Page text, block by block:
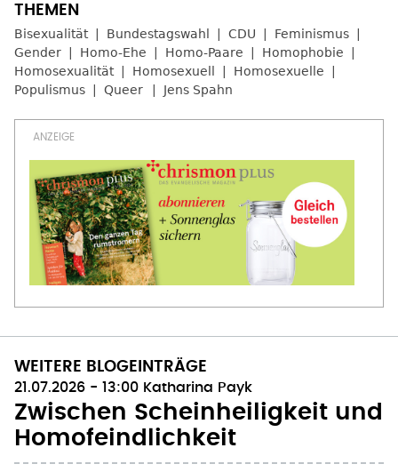
Bisexualität Bundestagswahl CDU
Feminismus
Gender
Homo-Ehe Homo-Paare
Homophobie
Homosexualität
Homosexuell
Homosexuelle
Populismus
Queer Jens Spahn
WEITERE BLOGEINTRÄGE
21.07.2026 - 13:00 Katharina Payk
Zwischen Scheinheiligkeit und
Homofeindlichkeit